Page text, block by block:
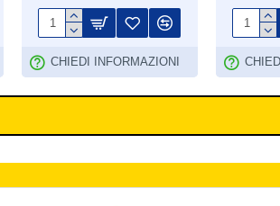
CHIEDI INFORMAZIONI